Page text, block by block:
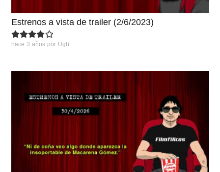
Estrenos a vista de trailer (2/6/2023)
hace 3 años por Ugh